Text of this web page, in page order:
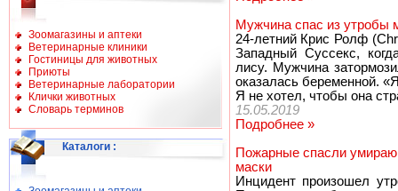
Зоомагазины и аптеки
Ветеринарные клиники
Гостиницы для животных
Приюты
Ветеринарные лаборатории
Клички животных
Словарь терминов
Каталоги :
Мужчина спас из утробы
24-летний Крис Ролф
Западный Суссекс,
лису. Мужчина
оказалась беременной.
Я не хотел, чтобы она
15.05.2019
Подробнее »
Пожарные спасли
маски
Инцидент произошел